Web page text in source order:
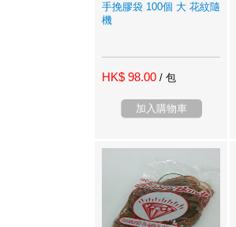
手挽膠袋 100個 大 花紋隨
機
HK$ 98.00 / 包
加入購物車